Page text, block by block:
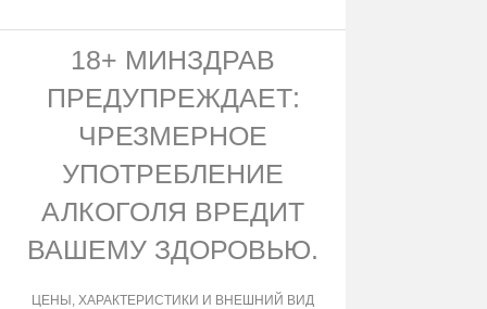
18+ МИНЗДРАВ
ПРЕДУПРЕЖДАЕТ:
ЧРЕЗМЕРНОЕ
УПОТРЕБЛЕНИЕ
АЛКОГОЛЯ ВРЕДИТ
ВАШЕМУ ЗДОРОВЬЮ.
ЦЕНЫ, ХАРАКТЕРИСТИКИ И ВНЕШНИЙ ВИД